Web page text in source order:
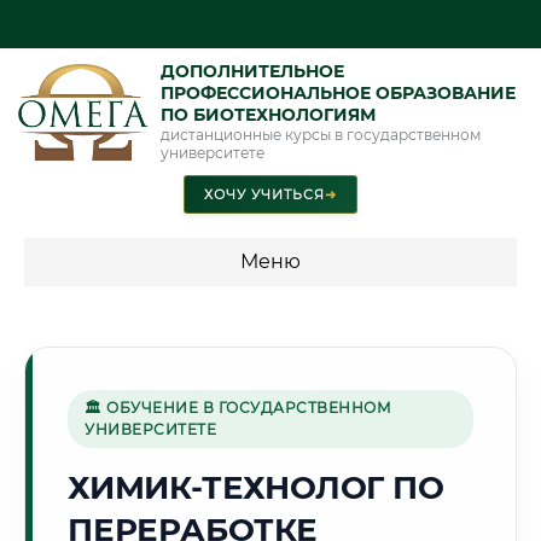
ДОПОЛНИТЕЛЬНОЕ
ПРОФЕССИОНАЛЬНОЕ ОБРАЗОВАНИЕ
ПО БИОТЕХНОЛОГИЯМ
дистанционные курсы в государственном
университете
ХОЧУ УЧИТЬСЯ➜
Меню
🌊
Г. БАТУМИ
🏛 ОБУЧЕНИЕ В ГОСУДАРСТВЕННОМ
УНИВЕРСИТЕТЕ
ХИМИК-ТЕХНОЛОГ ПО
ПЕРЕРАБОТКЕ